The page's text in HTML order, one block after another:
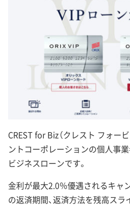
CREST for Biz（クレスト フォー
ントコーポレーションの個人事
ビジネスローンです。
金利が最大2.0％優遇されるキャ
の返済期間、返済方法を残高ス